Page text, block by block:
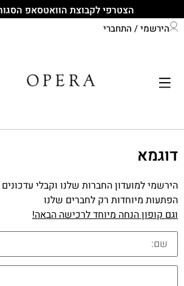
הצטרפי לקבוצת הוואטסאפ
הירשמי / התחברי
דוגמא
הירשמי למועדון החברות שלנו וקבלי
הפתעות מיוחדות רק לחברים שלנו
וגם קופון הנחה מיוחד לרכישה הבאה!